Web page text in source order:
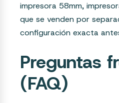
impresora 58mm,
que se venden por
configuración exacta
Preguntas
(FAQ)